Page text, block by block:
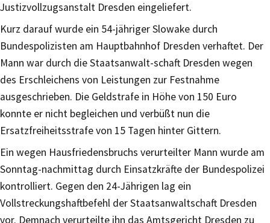
Justizvollzugsanstalt Dresden eingeliefert.
Kurz darauf wurde ein 54-jähriger Slowake durch
Bundespolizisten am Hauptbahnhof Dresden verhaftet. Der
Mann war durch die Staatsanwalt-schaft Dresden wegen
des Erschleichens von Leistungen zur Festnahme
ausgeschrieben. Die Geldstrafe in Höhe von 150 Euro
konnte er nicht begleichen und verbüßt nun die
Ersatzfreiheitsstrafe von 15 Tagen hinter Gittern.
Ein wegen Hausfriedensbruchs verurteilter Mann wurde am
Sonntag-nachmittag durch Einsatzkräfte der Bundespolizei
kontrolliert. Gegen den 24-Jährigen lag ein
Vollstreckungshaftbefehl der Staatsanwaltschaft Dresden
vor. Demnach verurteilte ihn das Amtsgericht Dresden zu